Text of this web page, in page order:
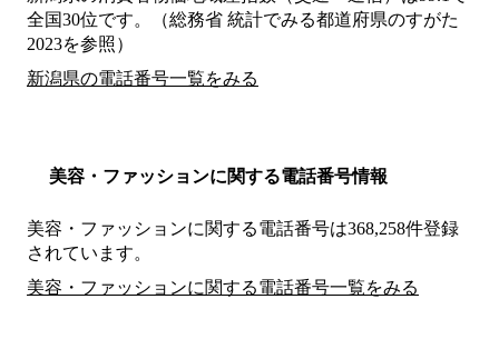
全国30位です。（総務省 統計でみる都道府県のすがた
2023を参照）
新潟県の電話番号一覧をみる
美容・ファッションに関する電話番号情報
美容・ファッションに関する電話番号は368,258件登録
されています。
美容・ファッションに関する電話番号一覧をみる